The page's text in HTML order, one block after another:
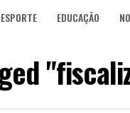
ESPORTE EDUCAÇÃO